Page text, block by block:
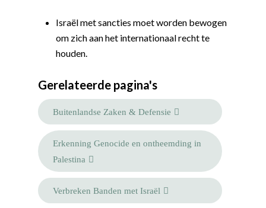
Israël met sancties moet worden bewogen
om zich aan het internationaal recht te
houden.
Gerelateerde pagina's
Buitenlandse Zaken & Defensie
Erkenning Genocide en ontheemding in
Palestina
Verbreken Banden met Israël
Welkom bij de Jonge
Democraten!
Standpunten
Moties en Politiek
Democratie &
Digitalisering &
Diversiteit & Participatie
Duurzaamheid
Economie, Financiën &
Politiek
Politieke Werkgroepen
Landelijke teams &
Ontwikkeling
Coaches
Trainingen & Trainers
Landelijk Bestuur
Vrienden van de Jonge
Democraten
Afdelingen
Amsterdam
Arnhem-Nijmegen
Fryslân
Groningen-Drenthe
Meld je aan!